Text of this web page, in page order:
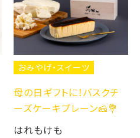
おみやげ・スイーツ
母の日ギフトに！バスクチ
ーズケーキプレーン🧀💐
はれもけも